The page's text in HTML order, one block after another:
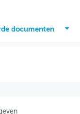
documenten